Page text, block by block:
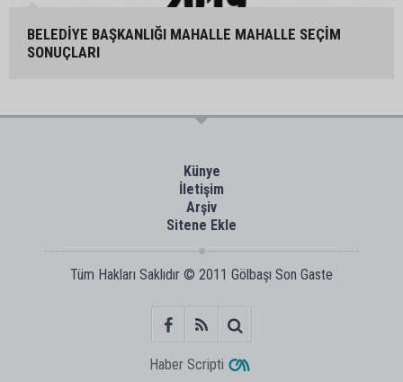
BELEDİYE BAŞKANLIĞI MAHALLE MAHALLE SEÇİM
SONUÇLARI
Künye
İletişim
Arşiv
Sitene Ekle
Tüm Hakları Saklıdır © 2011 Gölbaşı Son Gaste
Haber Scripti